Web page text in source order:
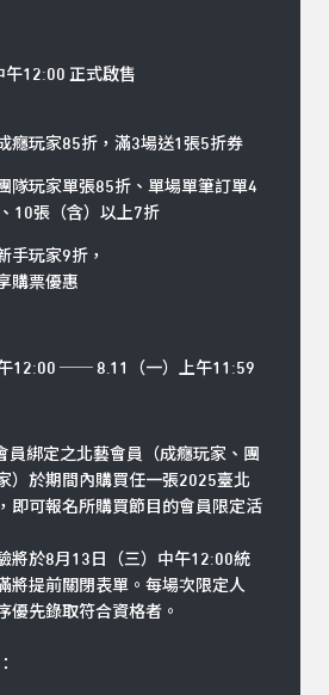
午12:00 正式啟售
玩家85折，滿3場送1張5折券
玩家單張85折、單場單筆訂單4
10張（含）以上7折
玩家9折，
購票優惠
12:00 ── 8.11（一）上午11:59
員綁定之北藝會員（成癮玩家、團
）於期間內購買任一張2025臺北
即可報名所購買節目的會員限定活
將於8月13日（三）中午12:00統
將提前關閉表單。每場次限定人
優先錄取符合資格者。